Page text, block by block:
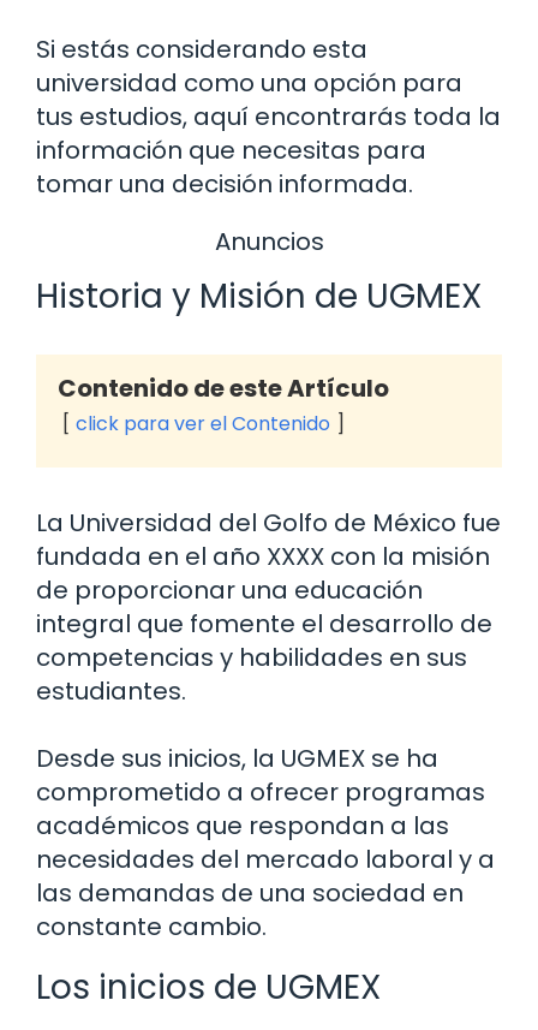
Si estás considerando esta
universidad como una opción para
tus estudios, aquí encontrarás toda la
información que necesitas para
tomar una decisión informada.
Anuncios
Historia y Misión de UGMEX
Contenido de este Artículo
click para ver el Contenido
La Universidad del Golfo de México fue
fundada en el año XXXX con la misión
de proporcionar una educación
integral que fomente el desarrollo de
competencias y habilidades en sus
estudiantes.
Desde sus inicios, la UGMEX se ha
comprometido a ofrecer programas
académicos que respondan a las
necesidades del mercado laboral y a
las demandas de una sociedad en
constante cambio.
Los inicios de UGMEX